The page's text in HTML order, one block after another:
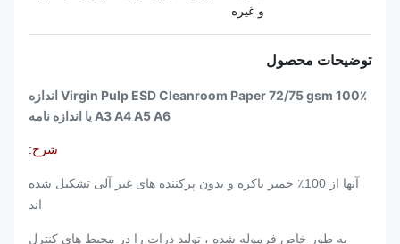
و غیره
توضیحات محصول
100٪ Virgin Pulp ESD Cleanroom Paper 72/75 gsm اندازه
A3 A4 A5 A6 یا اندازه نامه
شرح:
آنها از 100٪ خمیر باکره و بدون پرکننده های غیر آلی تشکیل شده
اند
به طور خاص فرموله شده ، تولید ذرات را در محیط های کنترل